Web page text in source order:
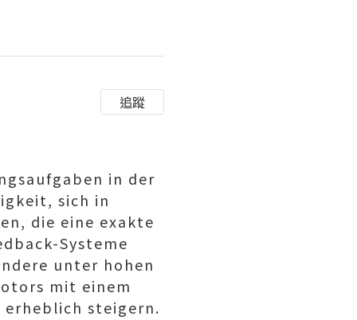
追蹤
in der
sich in
die eine exakte
Systeme
unter hohen
mit einem
erheblich steigern.